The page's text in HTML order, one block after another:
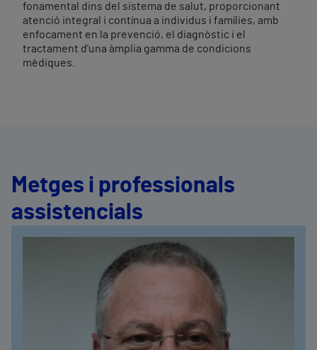
fonamental dins del sistema de salut, proporcionant
atenció integral i contínua a individus i famílies, amb
enfocament en la prevenció, el diagnòstic i el
tractament d'una àmplia gamma de condicions
mèdiques.
Metges i professionals
assistencials